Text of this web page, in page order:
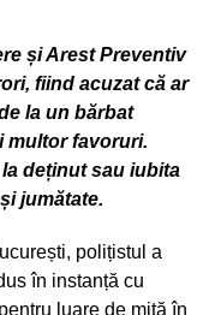
suma de 1.250 din
contactată
s-a recomandat a fi
aceasta
încă 2.500 lei la un
retrage câștigul
a deplasat în
suma de 2.500 lei.
și Arest Preventiv
fiind acuzat că ar
la un bărbat
multor favoruri.
deținut sau iubita
jumătate.
polițistul a
în instanță cu
luare de mită în